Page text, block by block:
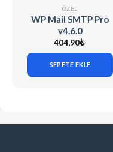
ÖZEL
WP Mail SMTP Pro
v4.6.0
404,90₺
SEPETE EKLE